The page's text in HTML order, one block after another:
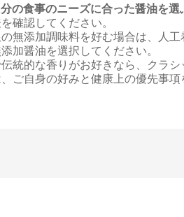
の食事のニーズに合った醤油を
確認してください。
無添加調味料を好む場合は、人
加醤油を選択してください。
統的な香りがお好きなら、クラ
ご自身の好みと健康上の優先事項